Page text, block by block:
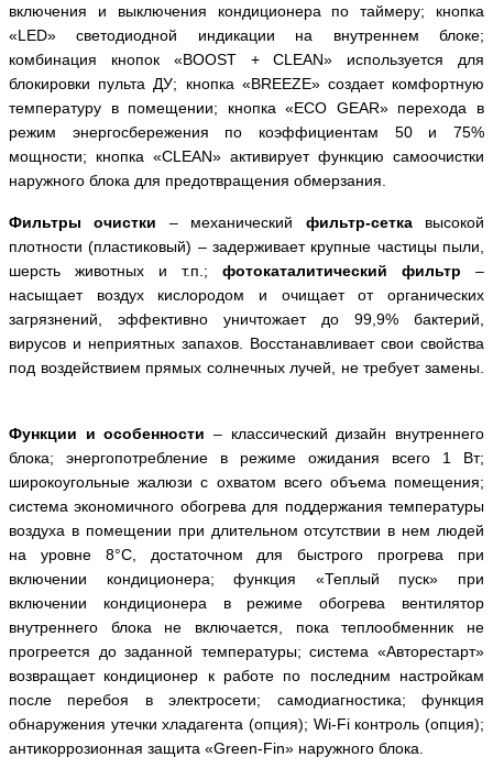
включения и выключения кондиционера по таймеру; кнопка
«LED» светодиодной индикации на внутреннем блоке;
комбинация кнопок «BOOST+CLEAN» используется для
блокировки пульта ДУ; кнопка «BREEZE» создает комфортную
температуру в помещении; кнопка «ECO GEAR» перехода в
режим энергосбережения по коэффициентам 50 и 75%
мощности; кнопка «CLEAN» активирует функцию самоочистки
наружного блока для предотвращения обмерзания.
Фильтры очистки – механический фильтр-сеткавысокой
плотности (пластиковый) – задерживает крупные частицы пыли,
шерсть животных и т.п.; фотокаталитический фильтр –
насыщает воздух кислородом и очищает от органических
загрязнений, эффективно уничтожает до 99,9% бактерий,
вирусов и неприятных запахов. Восстанавливает свои свойства
под воздействием прямых солнечных лучей, не требует замены.
Функции и особенности – классический дизайн внутреннего
блока; энергопотребление в режиме ожидания всего 1 Вт;
широкоугольные жалюзи с охватом всего объема помещения;
система экономичного обогрева для поддержания температуры
воздуха в помещении при длительном отсутствии в нем людей
на уровне 8°С, достаточном для быстрого прогрева при
включении кондиционера; функция «Теплый пуск» при
включении кондиционера в режиме обогрева вентилятор
внутреннего блока не включается, пока теплообменник не
прогреется до заданной температуры; система «Авторестарт»
возвращает кондиционер к работе по последним настройкам
после перебоя в электросети; самодиагностика; функция
обнаружения утечки хладагента (опция); Wi-Fi контроль (опция);
антикоррозионная защита «Green-Fin» наружного блока.